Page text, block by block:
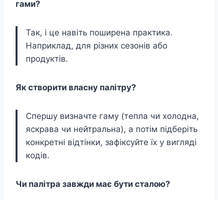
гами?
Так, і це навіть поширена практика.
Наприклад, для різних сезонів або
продуктів.
Як створити власну палітру?
Спершу визначте гаму (тепла чи холодна,
яскрава чи нейтральна), а потім підберіть
конкретні відтінки, зафіксуйте їх у вигляді
кодів.
Чи палітра завжди має бути сталою?